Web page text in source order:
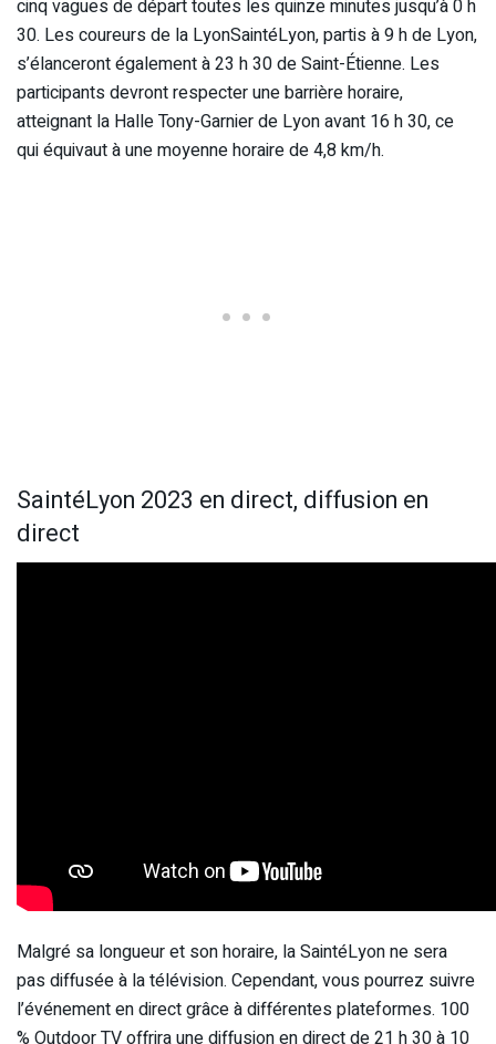
cinq vagues de départ toutes les quinze minutes jusqu’à 0 h
30. Les coureurs de la LyonSaintéLyon, partis à 9 h de Lyon,
s’élanceront également à 23 h 30 de Saint-Étienne. Les
participants devront respecter une barrière horaire,
atteignant la Halle Tony-Garnier de Lyon avant 16 h 30, ce
qui équivaut à une moyenne horaire de 4,8 km/h.
SaintéLyon 2023 en direct, diffusion en
direct
Malgré sa longueur et son horaire, la SaintéLyon ne sera
pas diffusée à la télévision. Cependant, vous pourrez suivre
l’événement en direct grâce à différentes plateformes. 100
% Outdoor TV offrira une diffusion en direct de 21 h 30 à 10